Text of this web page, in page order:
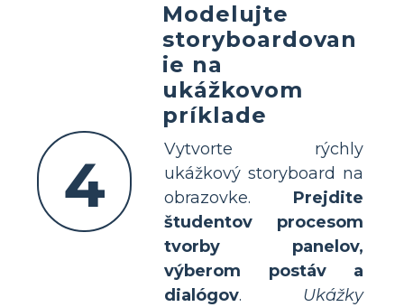
4
Modelujte
storyboardovan
ie na
ukážkovom
príklade
Vytvorte rýchly
ukážkový storyboard na
obrazovke. Prejdite
študentov procesom
tvorby panelov,
výberom postáv a
dialógov. Ukážky